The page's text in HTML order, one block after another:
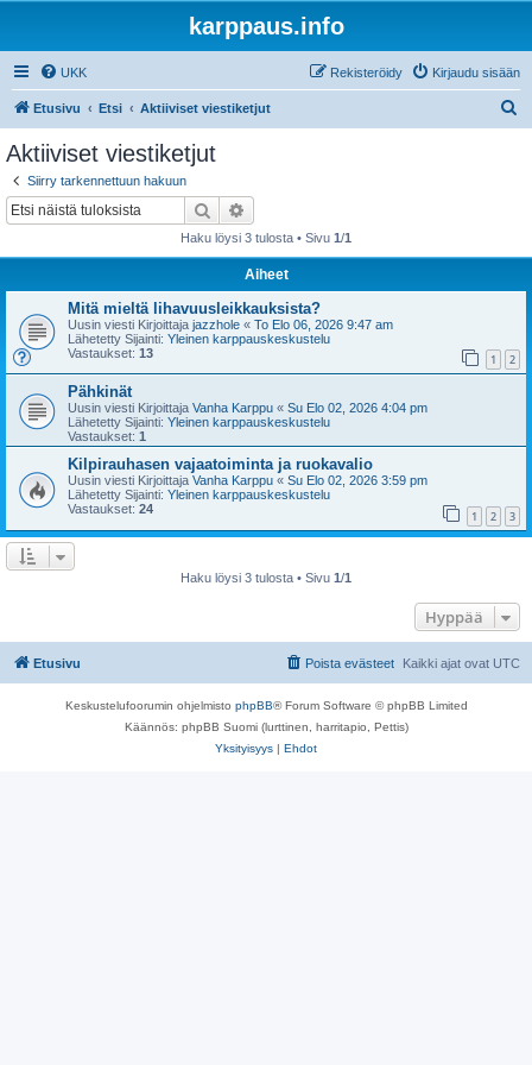
karppaus.info
UKK Kirjaudu sisään
Rekisteröidy
Etusivu Etsi Aktiiviset viestiketjut
Aktiiviset viestiketjut
Siirry tarkennettuun hakuun
Etsi
Haku löysi 3 tulosta • Sivu 1/1
Aiheet
Mitä mieltä lihavuusleikkauksista?
Uusin viesti Kirjoittaja jazzhole « To Elo 06, 2026 9:47 am
Lähetetty Sijainti: Yleinen karppauskeskustelu
Vastaukset: 13 1 2
Pähkinät
Uusin viesti Kirjoittaja Vanha Karppu « Su Elo 02, 2026 4:04 pm
Lähetetty Sijainti: Yleinen karppauskeskustelu
Vastaukset: 1
Kilpirauhasen vajaatoiminta ja ruokavalio
Uusin viesti Kirjoittaja Vanha Karppu « Su Elo 02, 2026 3:59 pm
Lähetetty Sijainti: Yleinen karppauskeskustelu
Vastaukset: 24 1 2 3
Haku löysi 3 tulosta • Sivu 1/1
Hyppää
Etusivu Kaikki ajat ovat UTC
Poista evästeet
Keskustelufoorumin ohjelmisto phpBB® Forum Software © phpBB Limited
Käännös: phpBB Suomi (lurttinen, harritapio, Pettis)
Yksityisyys | Ehdot